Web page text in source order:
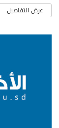
عرض التفاصيل